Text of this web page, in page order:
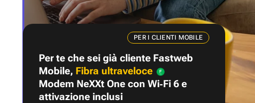
PER I CLIENTI MOBILE
Per te che sei già cliente Fastweb
Mobile, Fibra ultraveloce
Modem NeXXt One con Wi‑Fi 6 e
attivazione inclusi